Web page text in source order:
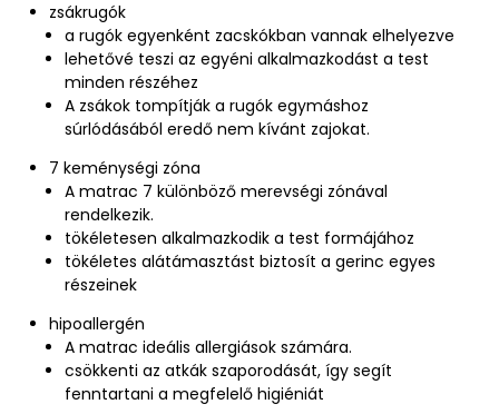
zsákrugók
a rugók egyenként zacskókban vannak elhelyezve
lehetővé teszi az egyéni alkalmazkodást a test
minden részéhez
A zsákok tompítják a rugók egymáshoz
súrlódásából eredő nem kívánt zajokat.
7 keménységi zóna
A matrac 7 különböző merevségi zónával
rendelkezik.
tökéletesen alkalmazkodik a test formájához
tökéletes alátámasztást biztosít a gerinc egyes
részeinek
hipoallergén
A matrac ideális allergiások számára.
csökkenti az atkák szaporodását, így segít
fenntartani a megfelelő higiéniát